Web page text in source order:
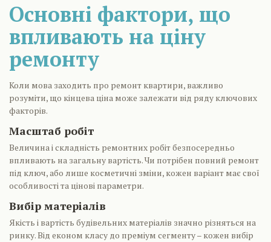
Основні фактори, що
впливають на ціну
ремонту
Коли мова заходить про ремонт квартири, важливо
розуміти, що кінцева ціна може залежати від ряду ключових
факторів.
Масштаб робіт
Величина і складність ремонтних робіт безпосередньо
впливають на загальну вартість. Чи потрібен повний ремонт
під ключ, або лише косметичні зміни, кожен варіант має свої
особливості та цінові параметри.
Вибір матеріалів
Якість і вартість будівельних матеріалів значно різняться на
ринку. Від економ класу до преміум сегменту – кожен вибір